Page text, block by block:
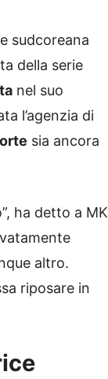
sudcoreana
della serie
nel suo
l’agenzia di
sia ancora
ha detto a MK
altro.
riposare in